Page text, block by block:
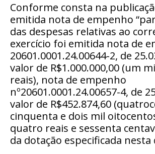
Conforme consta na
emitida nota de empenho
das despesas relativas ao
exercício foi emitida nota de
20601.0001.24.00644-2, de
valor de R$1.000.000,00 (um
reais), nota de empenho
nº20601.0001.24.00657-4, de
valor de R$452.874,60
cinquenta e dois mil
quatro reais e sessenta
da dotação especificada nesta